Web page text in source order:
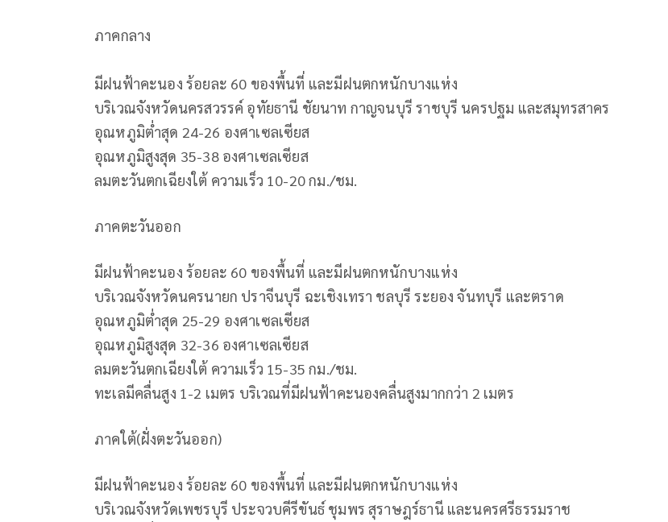
ภาคกลาง
มีฝนฟ้าคะนอง ร้อยละ 60 ของพื้นที่ และมีฝนตกหนักบางแห่ง
บริเวณจังหวัดนครสวรรค์ อุทัยธานี ชัยนาท กาญจนบุรี ราชบุรี นครปฐม และสมุทรสาคร
อุณหภูมิต่ำสุด 24-26 องศาเซลเซียส
อุณหภูมิสูงสุด 35-38 องศาเซลเซียส
ลมตะวันตกเฉียงใต้ ความเร็ว 10-20 กม./ชม.
ภาคตะวันออก
มีฝนฟ้าคะนอง ร้อยละ 60 ของพื้นที่ และมีฝนตกหนักบางแห่ง
บริเวณจังหวัดนครนายก ปราจีนบุรี ฉะเชิงเทรา ชลบุรี ระยอง จันทบุรี และตราด
อุณหภูมิต่ำสุด 25-29 องศาเซลเซียส
อุณหภูมิสูงสุด 32-36 องศาเซลเซียส
ลมตะวันตกเฉียงใต้ ความเร็ว 15-35 กม./ชม.
ทะเลมีคลื่นสูง 1-2 เมตร บริเวณที่มีฝนฟ้าคะนองคลื่นสูงมากกว่า 2 เมตร
ภาคใต้(ฝั่งตะวันออก)
มีฝนฟ้าคะนอง ร้อยละ 60 ของพื้นที่ และมีฝนตกหนักบางแห่ง
บริเวณจังหวัดเพชรบุรี ประจวบคีรีขันธ์ ชุมพร สุราษฎร์ธานี และนครศรีธรรมราช